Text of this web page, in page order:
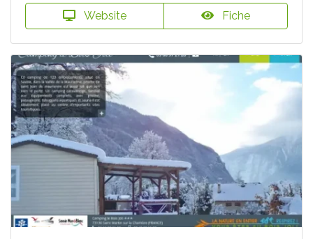
Website Fiche